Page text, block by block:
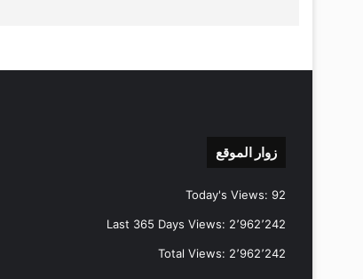
زوار الموقع
Today's Views: 92
Last 365 Days Views: 2٬962٬242
Total Views: 2٬962٬242